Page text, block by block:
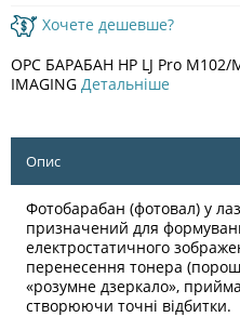
Хочете дешевше?
OPC БАРАБАН HP LJ Pro
IMAGING Детальніше
Опис
Фотобарабан (фотовал) у
призначений для
електростатичного
перенесення тонера
«розумне дзеркало»,
створюючи точні відбитки.